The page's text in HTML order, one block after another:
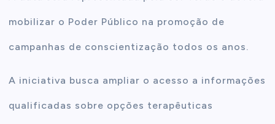
mobilizar o Poder Público na promoção de
campanhas de conscientização todos os anos.
A iniciativa busca ampliar o acesso a informações
qualificadas sobre opções terapêuticas